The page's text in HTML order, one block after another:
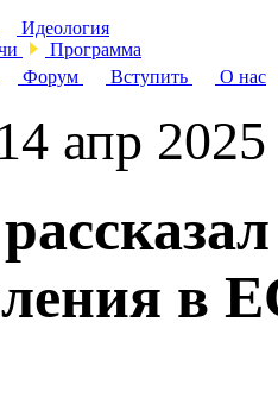
Идеология
Программа
Форум Вступить
О нас
14 апр 2025
в